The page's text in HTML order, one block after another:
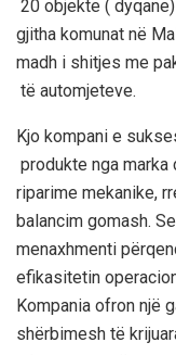
20 objekte (
gjitha komunat në
madh i shitjes me
të automjeteve.
Kjo kompani e
produkte nga
riparime mekanike,
balancim gomash.
menaxhmenti
efikasitetin
Kompania ofron një
shërbimesh të